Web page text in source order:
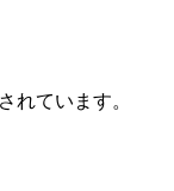
れています。